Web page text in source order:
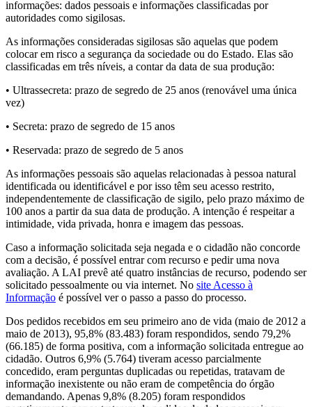
informações: dados pessoais e informações classificadas por
autoridades como sigilosas.
As informações consideradas sigilosas são aquelas que podem
colocar em risco a segurança da sociedade ou do Estado. Elas são
classificadas em três níveis, a contar da data de sua produção:
• Ultrassecreta: prazo de segredo de 25 anos (renovável uma única
vez)
• Secreta: prazo de segredo de 15 anos
• Reservada: prazo de segredo de 5 anos
As informações pessoais são aquelas relacionadas à pessoa natural
identificada ou identificável e por isso têm seu acesso restrito,
independentemente de classificação de sigilo, pelo prazo máximo de
100 anos a partir da sua data de produção. A intenção é respeitar a
intimidade, vida privada, honra e imagem das pessoas.
Caso a informação solicitada seja negada e o cidadão não concorde
com a decisão, é possível entrar com recurso e pedir uma nova
avaliação. A LAI prevê até quatro instâncias de recurso, podendo ser
solicitado pessoalmente ou via internet. No site Acesso à
Informação é possível ver o passo a passo do processo.
Dos pedidos recebidos em seu primeiro ano de vida (maio de 2012 a
maio de 2013), 95,8% (83.483) foram respondidos, sendo 79,2%
(66.185) de forma positiva, com a informação solicitada entregue ao
cidadão. Outros 6,9% (5.764) tiveram acesso parcialmente
concedido, eram perguntas duplicadas ou repetidas, tratavam de
informação inexistente ou não eram de competência do órgão
demandando. Apenas 9,8% (8.205) foram respondidos